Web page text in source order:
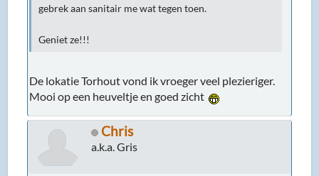
gebrek aan sanitair me wat tegen toen.
Geniet ze!!!
De lokatie Torhout vond ik vroeger veel plezieriger.
Mooi op een heuveltje en goed zicht
Chris
a.k.a. Gris